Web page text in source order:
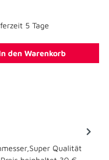
5 Tage
den Warenkorb
Qualität